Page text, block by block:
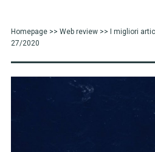
Homepage>> Web review>> I migliori
27/2020